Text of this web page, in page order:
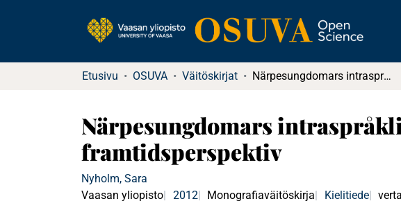
Etusivu OSUVA Väitöskirjat Närpesungdomars intraspråkliga beteende : En attitydundersökning med framtidsperspektiv
Närpesungdomars
framtidsperspektiv
Nyholm, Sara
Vaasan yliopisto
2012 Monografiaväitöskirja Kielitiede